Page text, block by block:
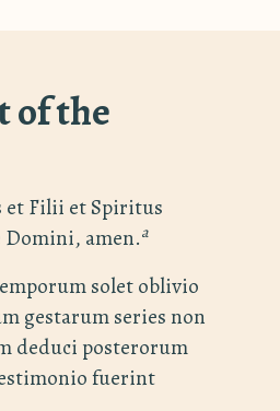
of the
et Filii et Spiritus
amen.a
solet oblivio
gestarum series non
deduci posterorum
fuerint